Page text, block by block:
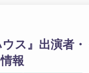
ウス』出演者
報